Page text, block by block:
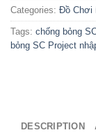
Categories: Đồ Chơi
Tags: chống bỏng
bỏng SC Project
DESCRIPTION